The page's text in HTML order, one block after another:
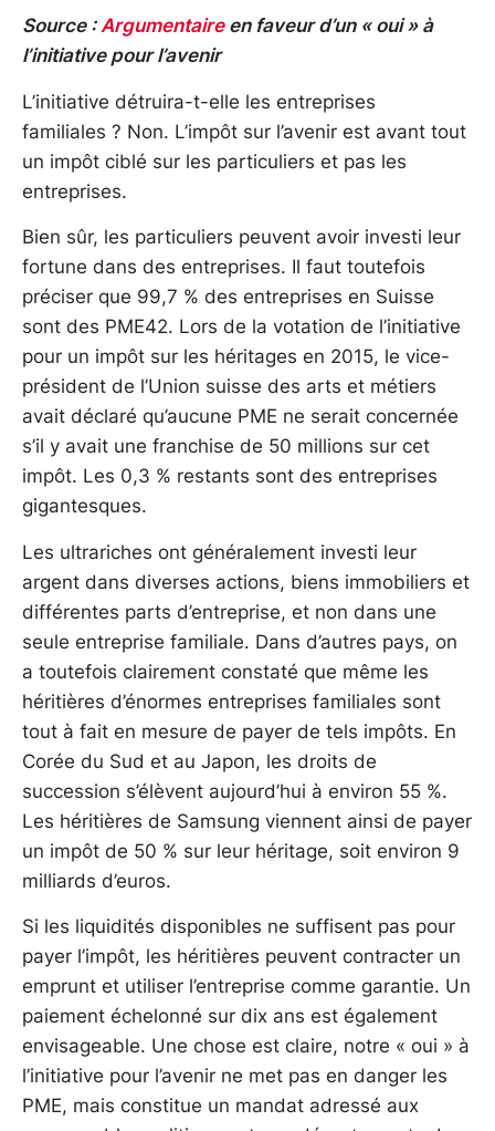
Source :Argumentaireen faveur d’un « oui » à
l’initiative pour l’avenir
L’initiative détruira-t-elle les entreprises
familiales ? Non. L’impôt sur l’avenir est avant tout
un impôt ciblé sur les particuliers et pas les
entreprises.
Bien sûr, les particuliers peuvent avoir investi leur
fortune dans des entreprises. Il faut toutefois
préciser que 99,7 % des entreprises en Suisse
sont des PME42. Lors de la votation de l’initiative
pour un impôt sur les héritages en 2015, le vice-
président de l’Union suisse des arts et métiers
avait déclaré qu’aucune PME ne serait concernée
s’il y avait une franchise de 50 millions sur cet
impôt. Les 0,3 % restants sont des entreprises
gigantesques.
Les ultrariches ont généralement investi leur
argent dans diverses actions, biens immobiliers et
différentes parts d’entreprise, et non dans une
seule entreprise familiale. Dans d’autres pays, on
a toutefois clairement constaté que même les
héritières d’énormes entreprises familiales sont
tout à fait en mesure de payer de tels impôts. En
Corée du Sud et au Japon, les droits de
succession s’élèvent aujourd’hui à environ 55 %.
Les héritières de Samsung viennent ainsi de payer
un impôt de 50 % sur leur héritage, soit environ 9
milliards d’euros.
Si les liquidités disponibles ne suffisent pas pour
payer l’impôt, les héritières peuvent contracter un
emprunt et utiliser l’entreprise comme garantie. Un
paiement échelonné sur dix ans est également
envisageable. Une chose est claire, notre « oui » à
l’initiative pour l’avenir ne met pas en danger les
PME, mais constitue un mandat adressé aux